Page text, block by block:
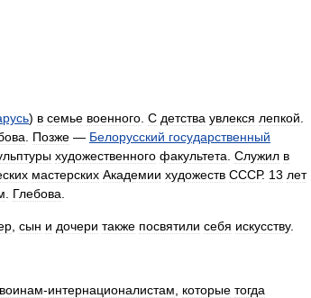
) в семье военного С детства увлекся лепкой
Позже — Белорусский государственный
художественного факультета Служил в
мастерских Академии художеств СССР. 13 лет
Глебова
сын и дочери также посвятили себя искусству.
воинам-интернационалистам которые тогда